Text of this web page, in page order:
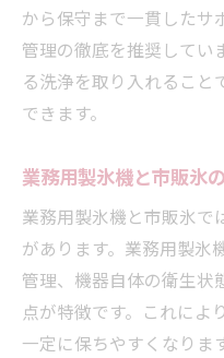
から保守まで一貫したサ
管理の徹底を推奨してい
る洗浄を取り入れること
できます。
業務用製氷機と市販氷
業務用製氷機と市販氷で
があります。業務用製氷
管理、機器自体の衛生状
点が特徴です。これによ
一定に保ちやすくなりま